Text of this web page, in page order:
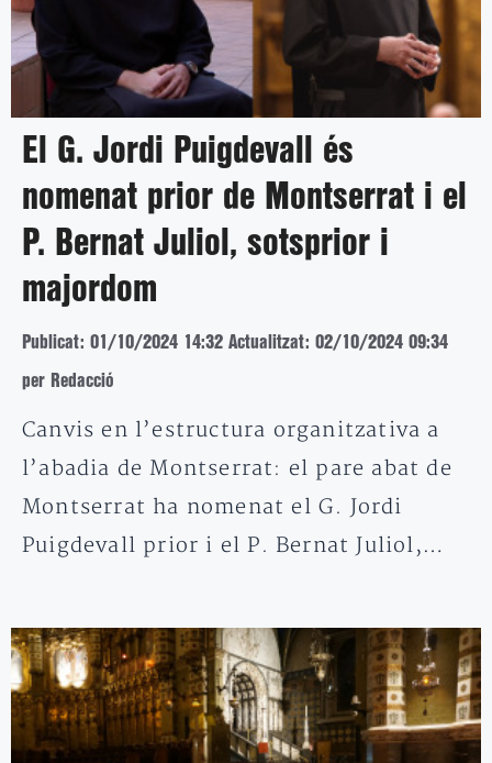
El G. Jordi Puigdevall és
nomenat prior de Montserrat i el
P. Bernat Juliol, sotsprior i
majordom
Publicat: 01/10/2024 14:32 Actualitzat: 02/10/2024 09:34
per Redacció
Canvis en l’estructura organitzativa a
l’abadia de Montserrat: el pare abat de
Montserrat ha nomenat el G. Jordi
Puigdevall prior i el P. Bernat Juliol,…